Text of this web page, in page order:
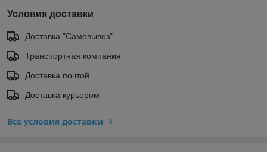
Условия доставки
Доставка "Самовывоз"
Транспортная компания
Доставка почтой
Доставка курьером
Все условия доставки